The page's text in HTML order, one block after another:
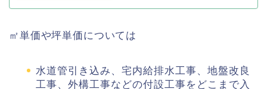
㎡単価や坪単価については
水道管引き込み、宅内給排水工事、地盤改良
工事、外構工事などの付設工事をどこまで入